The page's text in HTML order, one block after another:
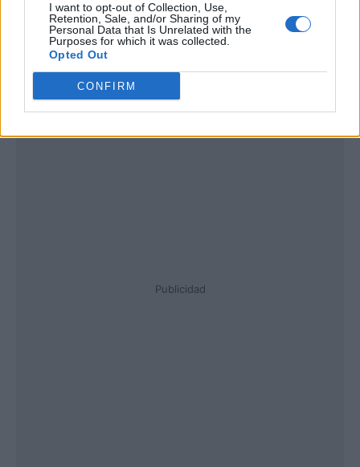
I want to opt-out of Collection, Use,
Retention, Sale, and/or Sharing of my
Personal Data that Is Unrelated with the
Purposes for which it was collected.
Opted Out
CONFIRM
Publicidad